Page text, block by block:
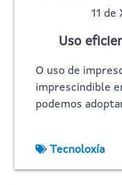
11 de
Uso
O uso de
imprescindible
podemos
Tecnoloxía